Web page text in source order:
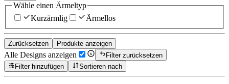
Wähle einen Ärmeltyp
Kurzärmlig
Ärmellos
Zurücksetzen Produkte anzeigen
Alle Designs anzeigen
Filter zurücksetzen
Filter hinzufügen
Sortieren nach